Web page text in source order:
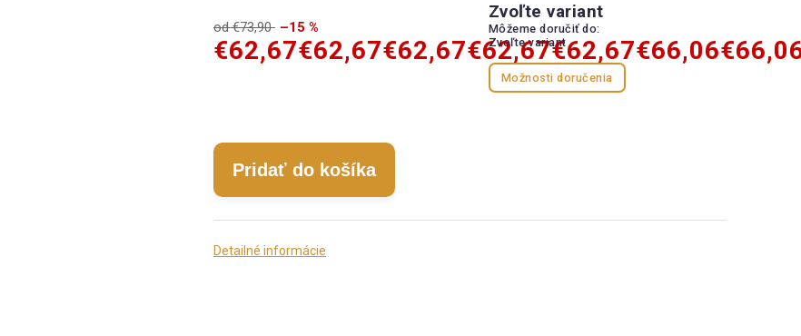
od €73,90 –15 %
€62,67€62,67€62,67€62,67€62,67€66,06
Zvoľte variant
Môžeme doručiť do:
Zvoľte variant
Možnosti doručenia
Pridať do košíka
Detailné informácie